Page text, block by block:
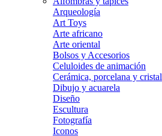
Arqueología
Art Toys
Arte africano
Arte oriental
Bolsos y Accesorios
Celuloides de animación
Cerámica, porcelana y cristal
Dibujo y acuarela
Diseño
Escultura
Fotografía
Iconos